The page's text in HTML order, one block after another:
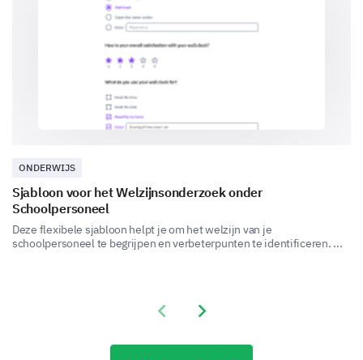
Can you provide a detailed description of a
recent experience with our customer service?
Share your overall experience and any additional
comments you have for us.
Please, share any additional comments or
suggestions you have to improve our
ONDERWIJS
Sjabloon voor het Welzijnsonderzoek onder
Schoolpersoneel
Deze flexibele sjabloon helpt je om het welzijn van je
schoolpersoneel te begrijpen en verbeterpunten te identificeren. ...
Previous slide
Next slide